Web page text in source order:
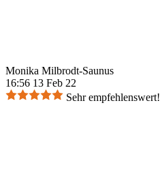
Monika Milbrodt-Saunus
16:56 13 Feb 22
Sehr empfehlenswert!